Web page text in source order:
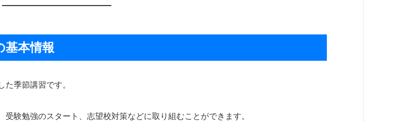
基本情報
季節講習です。
験勉強のスタート、志望校対策などに取り組むことができます。